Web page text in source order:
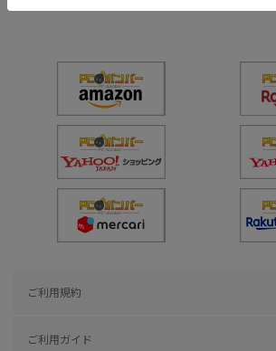
ご利用規約
ご利用ガイド